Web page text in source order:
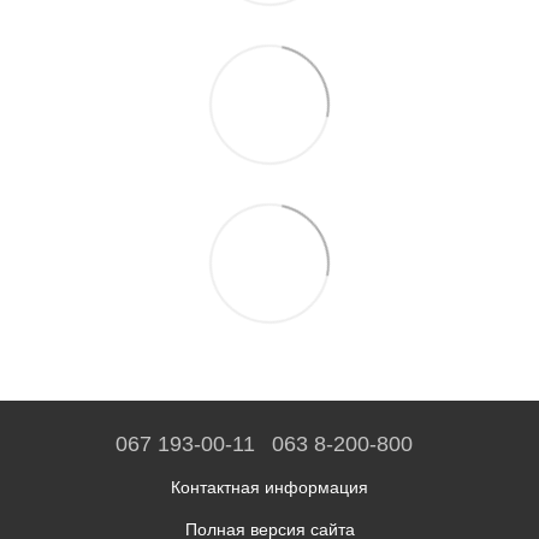
067 193-00-11 063 8-200-800
Контактная информация
Полная версия сайта